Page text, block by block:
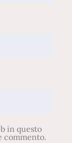
in questo
commento.